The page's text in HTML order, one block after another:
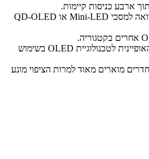
- בהירות שיא נמוכה יותר בהשוואה למסכי Mini-LED או QD-OLED
- סכנת צריבת מסך (Burn-in) האופיינית לטכנולוגיית OLED בשימוש
מוארים מאוד למרות הציפוי מונע